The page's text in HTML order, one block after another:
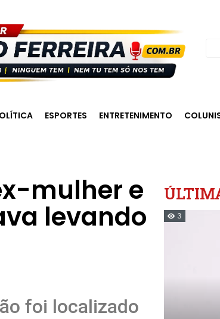
ESPORTES ENTRETENIMENTO
mulher e
levando
foi localizado
3